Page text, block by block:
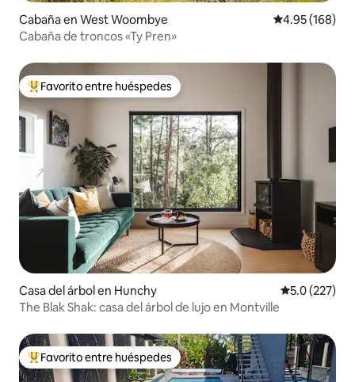
Cabaña en West Woombye Calificación
4.95 (168)
Cabaña de troncos «Ty Pren»
Favorito entre huéspedes preferido
Favorito entre huéspedes
Casa del árbol en Hunchy Calificación
5.0 (227)
The Blak Shak: casa del árbol de lujo en Montville
Favorito entre huéspedes preferido
Favorito entre huéspedes